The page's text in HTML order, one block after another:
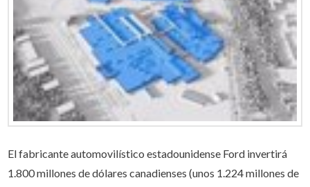
El fabricante automovilístico estadounidense Ford invertirá
1.800 millones de dólares canadienses (unos 1.224 millones de